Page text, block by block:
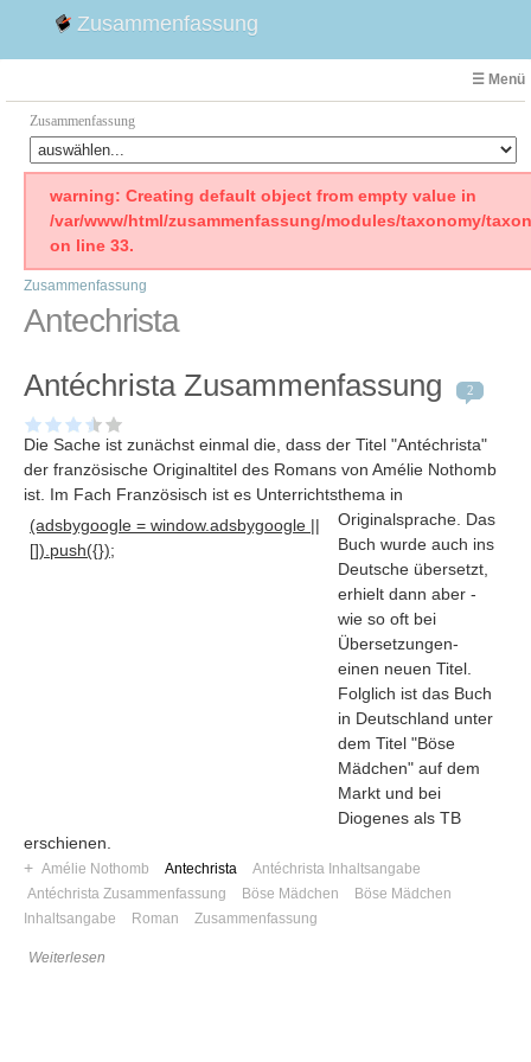
Zusammenfassung
☰ Menü
Zusammenfassung
Faust
Willhelm Tell
Emilia Galotti
1. Weltkrieg Zusammenfassung
Weimarer Republik
Die Räuber
Maria Stuart
Navigation
warning: Creating default object from empty value in
/var/www/html/zusammenfassung/modules/taxonomy/
on line 33.
Zusammenfassung
Antechrista
Antéchrista Zusammenfassung 2
Die Sache ist zunächst einmal die, dass der Titel "Antéchrista"
der französische Originaltitel des Romans von Amélie Nothomb
ist. Im Fach Französisch ist es Unterrichtsthema in
Originalsprache
(adsbygoogle = window.adsbygoogle ||
[]).push({});
. Das
Buch wurde auch ins
Deutsche übersetzt,
erhielt dann aber -
wie so oft bei
Übersetzungen-
einen neuen Titel.
Folglich ist das Buch
in Deutschland unter
dem Titel "Böse
Mädchen" auf dem
Markt und bei
Diogenes als TB
erschienen.
+ Amélie Nothomb Antechrista
Antéchrista Inhaltsangabe
Antéchrista Zusammenfassung
Böse Mädchen
Böse Mädchen
Inhaltsangabe
Roman Zusammenfassung
Weiterlesen